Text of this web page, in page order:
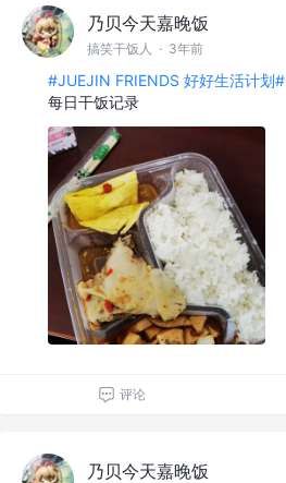
乃贝今天嘉晚饭
搞笑干饭人 · 3年前
#JUEJIN FRIENDS 好好生活计划#
每日干饭记录
评论
乃贝今天嘉晚饭